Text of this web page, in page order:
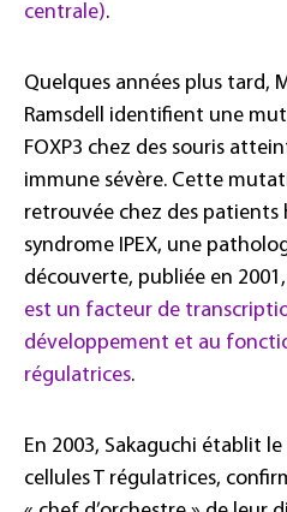
centrale).
Quelques années plus tard,
Ramsdell identifient une
FOXP3 chez des souris
immune sévère. Cette
retrouvée chez des
syndrome IPEX, une
découverte, publiée en
est un facteur de
développement et au
régulatrices.
En 2003, Sakaguchi établit
cellules T régulatrices,